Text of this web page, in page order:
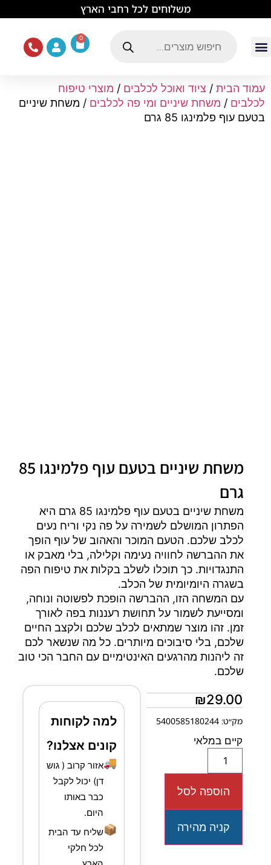
משלוחים לכל רחבי הארץ
0
עמוד הבית / ציוד ואוכל לכלבים / מוצרי טיפוח
לכלבים / משחת שיניים ומי פה לכלבים / משחת שיניים
בטעם עוף פלמינגו 85 גרם
משחת שיניים בטעם עוף פלמינגו 85
גרם
משחת שיניים בטעם עוף פלמינגו 85 גרם היא
הפתרון המושלם לשמירה על פה נקי וריח נעים
לכלב שלכם. הטעם המוכר והאהוב של עוף הופך
את ההברשה לחוויה נעימה וקלילה, בלי מאבק או
התנגדויות. כך תוכלו לשלב בקלות את טיפוח הפה
בשגרה היומיומית של הכלב.
עם המשחה הזו, ההברשה הופכת לפשוטה ונוחה,
ומסייעת לשמור על תחושת רעננות בפה לאורך
זמן. זהו מוצר שמתאים לכלב שלכם ולקצב החיים
שלכם, בלי סיבוכים מיותרים. כל מה שנשאר לכם
זה ליהנות מהרגעים האינטימיים עם החבר הכי טוב
שלכם.
₪29.00
מק״ט: 5400585180244
קיים במלאי
הוספה לסל
קניה מהירה
למה לקוחות
קונים אצלנו?
🚚אזור קרוב ( גוש
דן) יכול לקבל
כבר באותו
היום.
📦שליח עד הבית
לכל חלקי